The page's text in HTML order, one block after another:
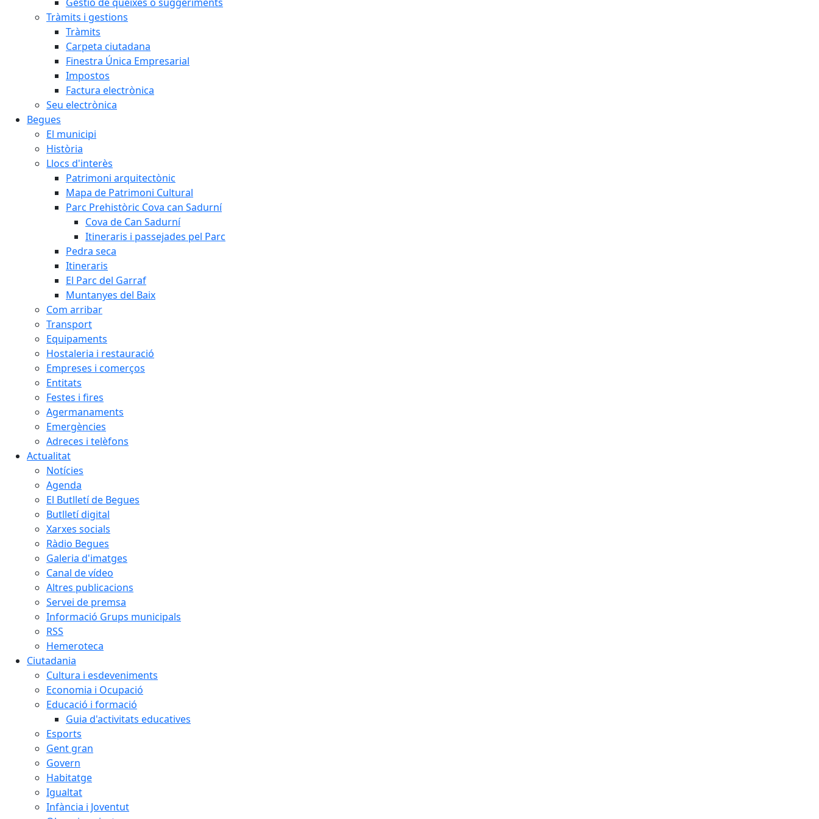
Tràmits i gestions
Tràmits
Carpeta ciutadana
Finestra Única Empresarial
Impostos
Factura electrònica
Seu electrònica
Begues
El municipi
Història
Llocs d'interès
Patrimoni arquitectònic
Mapa de Patrimoni Cultural
Parc Prehistòric Cova can Sadurní
Cova de Can Sadurní
Itineraris i passejades pel Parc
Pedra seca
Itineraris
El Parc del Garraf
Muntanyes del Baix
Com arribar
Transport
Equipaments
Hostaleria i restauració
Empreses i comerços
Entitats
Festes i fires
Agermanaments
Emergències
Adreces i telèfons
Actualitat
Notícies
Agenda
El Butlletí de Begues
Butlletí digital
Xarxes socials
Ràdio Begues
Galeria d'imatges
Canal de vídeo
Altres publicacions
Servei de premsa
Informació Grups municipals
RSS
Hemeroteca
Ciutadania
Cultura i esdeveniments
Economia i Ocupació
Educació i formació
Guia d'activitats educatives
Esports
Gent gran
Govern
Habitatge
Igualtat
Infància i Joventut